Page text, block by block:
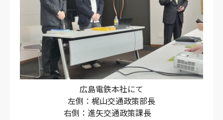
広島電鉄本社にて
左側：梶山交通政策部長
右側：進矢交通政策課長